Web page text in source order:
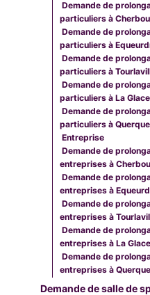
Demande de
particuliers à
Demande de
particuliers à
Demande de
particuliers à
Demande de
particuliers à La
Demande de
particuliers à
Entreprise
Demande de
entreprises à
Demande de
entreprises à
Demande de
entreprises à
Demande de
entreprises à La
Demande de
entreprises à
Demande de salle de